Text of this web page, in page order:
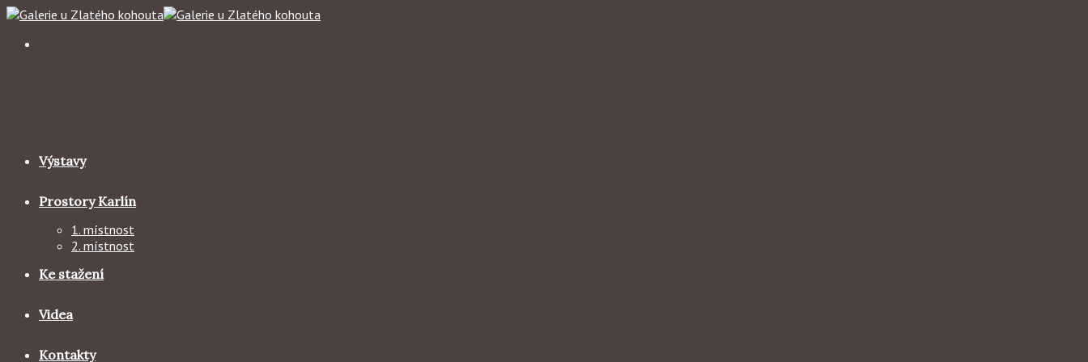
Skip
content
Výstavy
Prostory Karlín
1. místnost
2. místnost
Ke stažení
Videa
Kontakty